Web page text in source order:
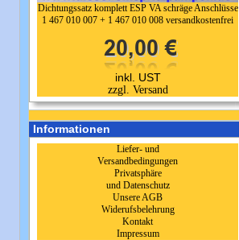
Dichtungssatz komplett ESP VA schräge Anschlüsse
1 467 010 007 + 1 467 010 008 versandkostenfrei
inkl. UST
zzgl. Versand
Informationen
Liefer- und
Versandbedingungen
Privatsphäre
und Datenschutz
Unsere AGB
Widerufsbelehrung
Kontakt
Impressum